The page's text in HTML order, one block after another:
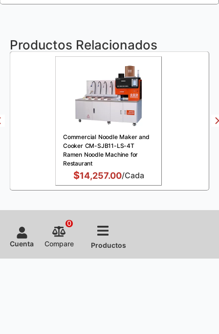
Productos Relacionados
Commercial Noodle Maker and
Cooker CM-SJB11-LS-4T
Ramen Noodle Machine for
Restaurant
$14,257.00/Cada
Cuenta Compare
0
Productos